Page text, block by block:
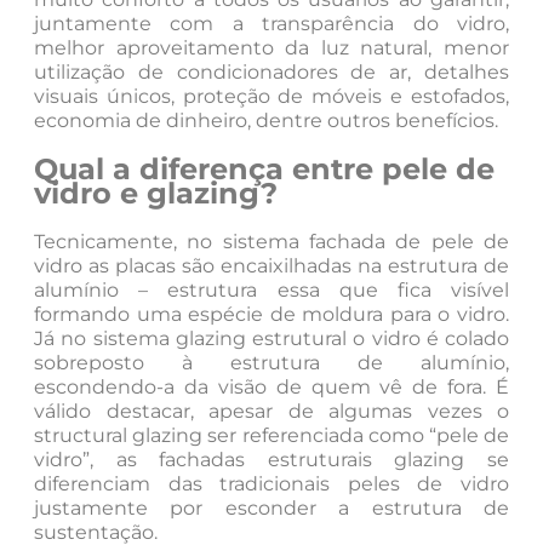
juntamente com a transparência do vidro,
melhor aproveitamento da luz natural, menor
utilização de condicionadores de ar, detalhes
visuais únicos, proteção de móveis e estofados,
economia de dinheiro, dentre outros benefícios.
Qual a diferença entre pele de
vidro e glazing?
Tecnicamente, no sistema fachada de pele de
vidro as placas são encaixilhadas na estrutura de
alumínio – estrutura essa que fica visível
formando uma espécie de moldura para o vidro.
Já no sistema glazing estrutural o vidro é colado
sobreposto à estrutura de alumínio,
escondendo-a da visão de quem vê de fora. É
válido destacar, apesar de algumas vezes o
structural glazing ser referenciada como “pele de
vidro”, as fachadas estruturais glazing se
diferenciam das tradicionais peles de vidro
justamente por esconder a estrutura de
sustentação.